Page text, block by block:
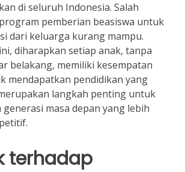
di seluruh Indonesia. Salah
pemberian beasiswa untuk
dari keluarga kurang mampu.
diharapkan setiap anak, tanpa
belakang, memiliki kesempatan
mendapatkan pendidikan yang
langkah penting untuk
masa depan yang lebih
terhadap